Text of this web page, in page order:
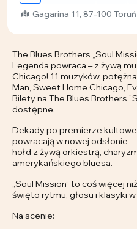
Gagarina 11, 87-100 Toruń
The Blues Brothers „Soul
Legenda powraca – z żywą
Chicago! 11 muzyków,
Man, Sweet Home Chicago,
Bilety na The Blues Brothers
dostępne.
Dekady po premierze
powracają w nowej odsłonie
hołd z żywą orkiestrą,
amerykańskiego bluesa.
„Soul Mission” to coś więcej
święto rytmu, głosu i klasyki
Na scenie: